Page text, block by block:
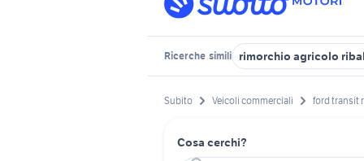
Ricerche simili rimorchio agricolo
Subito Veicoli commerciali ford transit
Cosa cerchi?